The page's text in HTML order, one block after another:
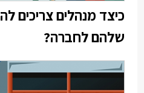
כיצד מנהלים צריכים
שלהם לחברה?